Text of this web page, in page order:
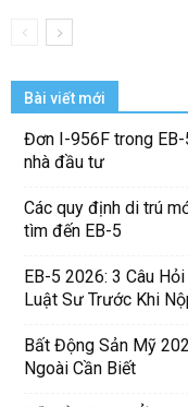
Bài viết mới
Đơn I-956F trong
nhà đầu tư
Các quy định di trú
tìm đến EB-5
EB-5 2026: 3 Câu
Luật Sư Trước Khi
Bất Động Sản Mỹ
Ngoài Cần Biết